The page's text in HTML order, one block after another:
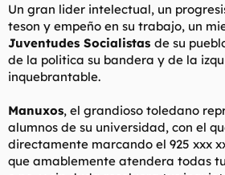
Un gran lider intelectual, un
teson y empeño en su trabajo, un
Juventudes Socialistas de su
de la politica su bandera y de la
inquebrantable.
Manuxos, el grandioso toledano
alumnos de su universidad, con el
directamente marcando el 925 xxx
que amablemente atendera todas